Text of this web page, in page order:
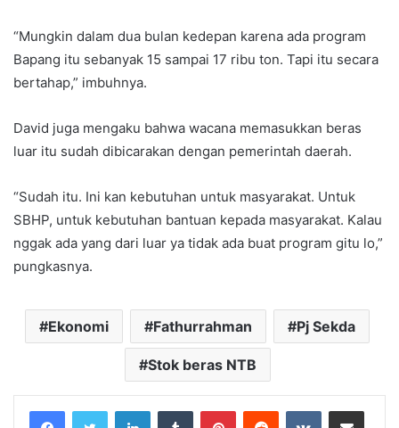
“Mungkin dalam dua bulan kedepan karena ada program
Bapang itu sebanyak 15 sampai 17 ribu ton. Tapi itu secara
bertahap,” imbuhnya.
David juga mengaku bahwa wacana memasukkan beras
luar itu sudah dibicarakan dengan pemerintah daerah.
“Sudah itu. Ini kan kebutuhan untuk masyarakat. Untuk
SBHP, untuk kebutuhan bantuan kepada masyarakat. Kalau
nggak ada yang dari luar ya tidak ada buat program gitu lo,”
pungkasnya.
Ekonomi Fathurrahman Pj Sekda
Stok beras NTB
LinkedInTumblr PinterestReddit VKontakteShare via Email